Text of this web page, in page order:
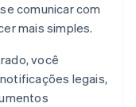
comunicar com
mais simples.
você
legais,